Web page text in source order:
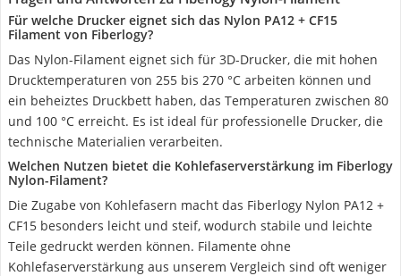
Für welche Drucker eignet sich das Nylon PA12 + CF15
Filament von Fiberlogy?
Das Nylon-Filament eignet sich für 3D-Drucker, die mit hohen
Drucktemperaturen von 255 bis 270 °C arbeiten können und
ein beheiztes Druckbett haben, das Temperaturen zwischen 80
und 100 °C erreicht. Es ist ideal für professionelle Drucker, die
technische Materialien verarbeiten.
Welchen Nutzen bietet die Kohlefaserverstärkung im Fiberlogy
Nylon-Filament?
Die Zugabe von Kohlefasern macht das Fiberlogy Nylon PA12 +
CF15 besonders leicht und steif, wodurch stabile und leichte
Teile gedruckt werden können. Filamente ohne
Kohlefaserverstärkung aus unserem Vergleich sind oft weniger